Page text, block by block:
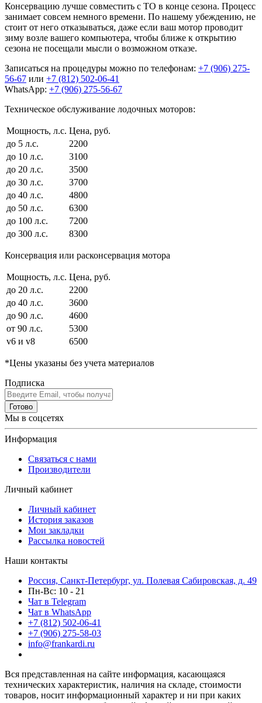
Консервацию лучше совместить с ТО в конце сезона. Процесс
занимает совсем немного времени. По нашему убеждению, не
стоит от него отказываться, даже если ваш мотор проводит
зиму возле вашего компьютера, чтобы ближе к открытию
сезона не посещали мысли о возможном отказе.
Записаться на процедуры можно по телефонам: +7 (906) 275-
56-67 или +7 (812) 502-06-41
WhatsApp: +7 (906) 275-56-67
Техническое обслуживание лодочных моторов:
Мощность, л.с. Цена, руб.
до 5 л.с.
2200
до 10 л.с.
3100
до 20 л.с.
3500
до 30 л.с.
3700
до 40 л.с.
4800
до 50 л.с.
6300
до 100 л.с.
7200
до 300 л.с.
8300
Консервация или расконсервация мотора
Мощность, л.с. Цена, руб.
до 20 л.с.
2200
до 40 л.с.
3600
до 90 л.с.
4600
от 90 л.с.
5300
v6 и v8
6500
*Цены указаны без учета материалов
Подписка
Готово
Мы в соцсетях
Информация
Связаться с нами
Производители
Личный кабинет
Личный кабинет
История заказов
Мои закладки
Рассылка новостей
Наши контакты
Россия, Санкт-Петербург, ул. Полевая Сабировская, д. 49
Пн-Вс: 10 - 21
Чат в Telegram
Чат в WhatsApp
+7 (812) 502-06-41
+7 (906) 275-58-03
info@frankardi.ru
Вся представленная на сайте информация, касающаяся
технических характеристик, наличия на складе, стоимости
товаров, носит информационный характер и ни при каких